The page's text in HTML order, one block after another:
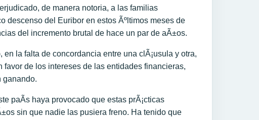
de manera notoria, a las familias
descenso del Euribor en estos Ãºltimos meses de
del incremento brutal de hace un par de aÃ±os.
la falta de concordancia entre una clÃ¡usula y otra,
de los intereses de las entidades financieras,
ganando.
paÃ­s haya provocado que estas prÃ¡cticas
sin que nadie las pusiera freno. Ha tenido que